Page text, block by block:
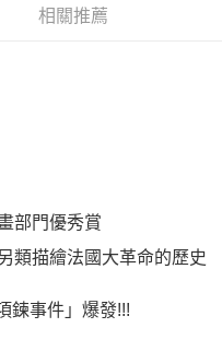
或監護人之同意方可使用
帳號之用戶狀況，依本公司即
之情形，本公司將視審查結果
用額度並採取法律行動。
相關推薦
部門優秀賞
類描繪法國大革命的歷史
鍊事件」爆發!!!